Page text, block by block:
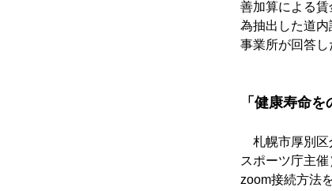
善加算による
為抽出した道
事業所が回答し
「健康寿命
札幌市厚別区
スポーツ庁主
zoom接続方法